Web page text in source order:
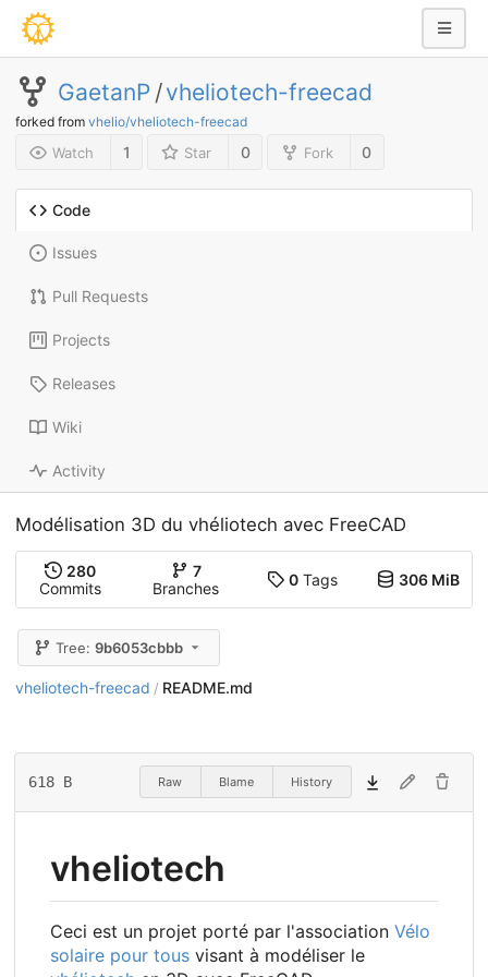
GaetanP /vheliotech-freecad
forked from vhelio/vheliotech-freecad
Watch 1 Star 0 Fork 0
Code
Issues
Pull Requests
Projects
Releases
Wiki
Activity
Modélisation 3D du vhéliotech avec FreeCAD
280
Commits
7
Branches
0Tags 306 MiB
Tree:9b6053cbbb
vheliotech-freecad / README.md
618 B Raw Blame History
vheliotech
Ceci est un projet porté par l'association Vélo
solaire pour tous visant à modéliser le